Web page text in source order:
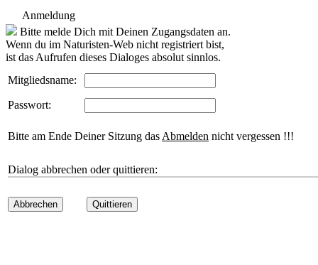
Anmeldung
Bitte melde Dich mit Deinen Zugangsdaten an.
Wenn du im Naturisten-Web nicht registriert bist,
ist das Aufrufen dieses Dialoges absolut sinnlos.
Mitgliedsname:
Passwort:
Bitte am Ende Deiner Sitzung das Abmelden nicht vergessen !!!
Dialog abbrechen oder quittieren:
Abbrechen Quittieren